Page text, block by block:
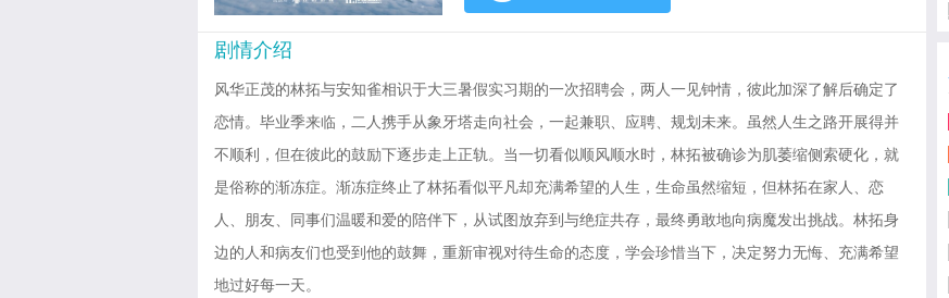
剧情介绍
风华正茂的林拓与安知雀相识于大三暑假实习期的一次招聘会，两人一见钟情，彼此加深了解后确定了
恋情。毕业季来临，二人携手从象牙塔走向社会，一起兼职、应聘、规划未来。虽然人生之路开展得并
不顺利，但在彼此的鼓励下逐步走上正轨。当一切看似顺风顺水时，林拓被确诊为肌萎缩侧索硬化，就
是俗称的渐冻症。渐冻症终止了林拓看似平凡却充满希望的人生，生命虽然缩短，但林拓在家人、恋
人、朋友、同事们温暖和爱的陪伴下，从试图放弃到与绝症共存，最终勇敢地向病魔发出挑战。林拓身
边的人和病友们也受到他的鼓舞，重新审视对待生命的态度，学会珍惜当下，决定努力无悔、充满希望
地过好每一天。